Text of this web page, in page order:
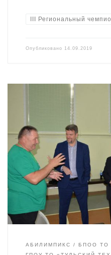
III Региональный
Опубликовано 14.09.2019
АБИЛИМПИКС
БПОО ТО